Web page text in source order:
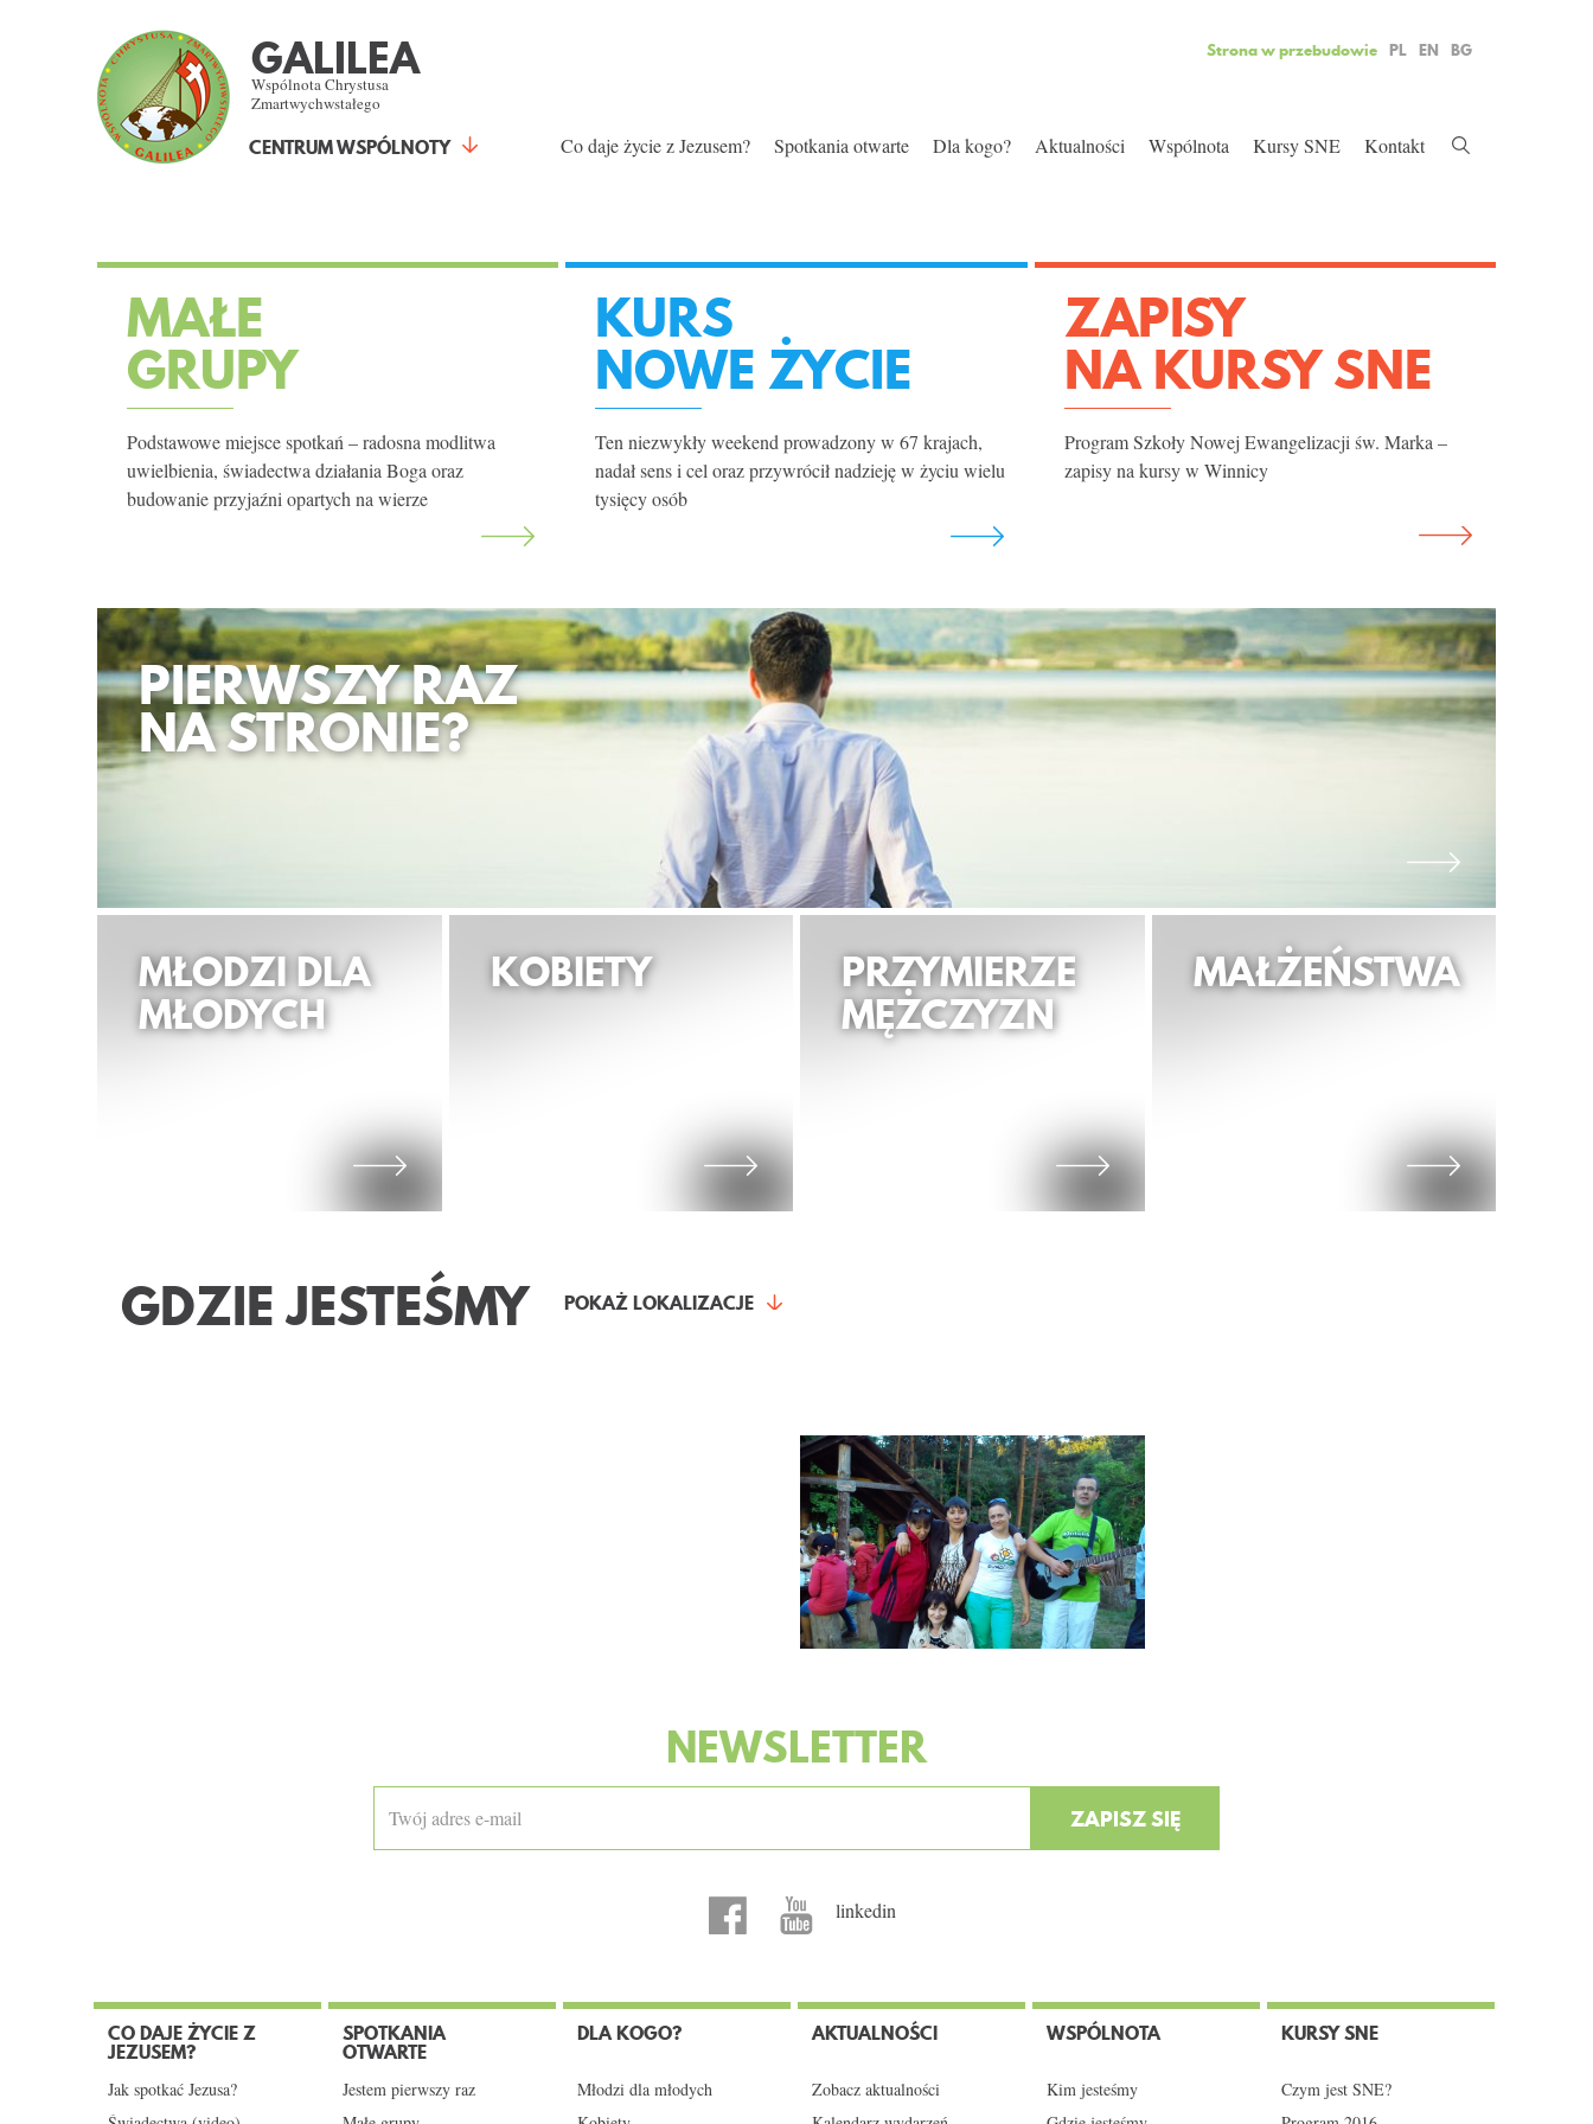
GALILEA
Wspólnota Chrystusa
Zmartwychwstałego
CENTRUM WSPÓLNOTY
Strona w przebudowie PL EN BG
Co daje życie z Jezusem? Spotkania otwarte Dla kogo? Aktualności Wspólnota Kursy SNE Kontakt
MAŁE
GRUPY
Podstawowe miejsce spotkań – radosna modlitwa
uwielbienia, świadectwa działania Boga oraz
budowanie przyjaźni opartych na wierze
KURS
NOWE ŻYCIE
Ten niezwykły weekend prowadzony w 67 krajach,
nadał sens i cel oraz przywrócił nadzieję w życiu wielu
tysięcy osób
ZAPISY
NA KURSY SNE
Program Szkoły Nowej Ewangelizacji św. Marka –
zapisy na kursy w Winnicy
PIERWSZY RAZ
NA STRONIE?
MŁODZI DLA
MŁODYCH
KOBIETY PRZYMIERZE
MĘŻCZYZN
MAŁŻEŃSTWA
GDZIE JESTEŚMY POKAŻ LOKALIZACJE
NEWSLETTER
linkedin
CO DAJE ŻYCIE Z
JEZUSEM?
Jak spotkać Jezusa?
SPOTKANIA
OTWARTE
Jestem pierwszy raz
DLA KOGO?
Młodzi dla młodych
AKTUALNOŚCI
Zobacz aktualności
WSPÓLNOTA
Kim jesteśmy
KURSY SNE
Czym jest SNE?